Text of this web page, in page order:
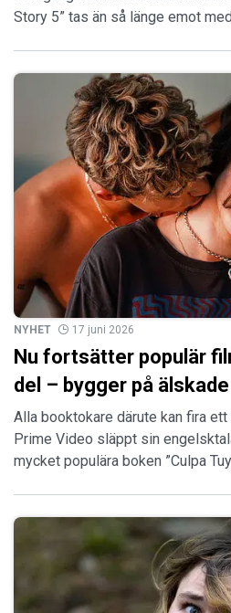
Story 5” tas än så länge emot
NYHET 17 juni 2026
Nu fortsätter populär
del – bygger på
Alla booktokare därute kan fira
Prime Video släppt sin
mycket populära boken ”Culpa